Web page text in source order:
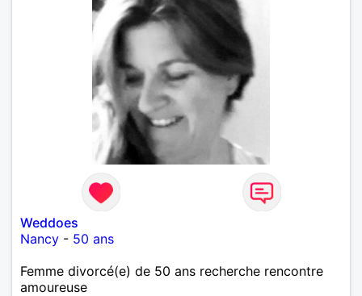
Weddoes
Nancy - 50 ans
Femme divorcé(e) de 50 ans recherche rencontre
amoureuse